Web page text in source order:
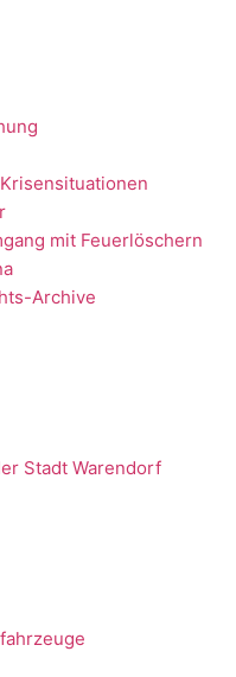
mit Feuerlöschern
Archive
Stadt Warendorf